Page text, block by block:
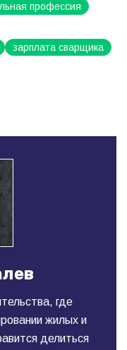
профессия
зарплата сварщика
где
жилых и
делиться